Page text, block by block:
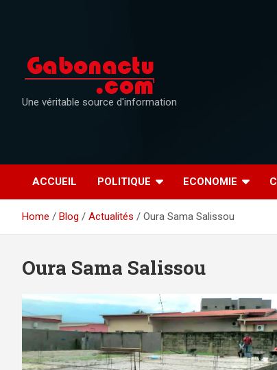
Une véritable source d'information
ACCUEIL POLITIQUE ECONOMIE
Home Blog Actualités Oura Sama Salissou
Oura Sama Salissou